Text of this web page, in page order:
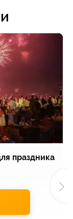
праздника